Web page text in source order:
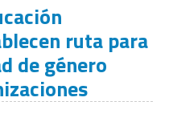
ruta para
de género